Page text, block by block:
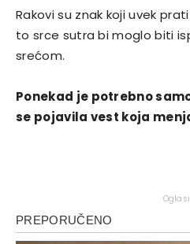
Rakovi su znak koji uvek
to srce sutra bi moglo biti
srećom.
Ponekad je potrebno
se pojavila vest koja
Oglasi